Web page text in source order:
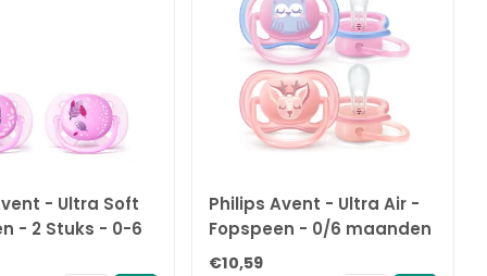
- Ultra Soft
- 2 Stuks - 0-6
- Paars
Philips Avent - Ultra Air -
Fopspeen - 0/6 maanden
- 2 stuks - SCF085/02
€10,59